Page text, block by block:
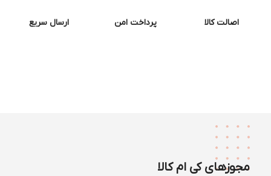
اصالت کالا پرداخت امن ارسال سریع
مجوزهای کی ام کالا